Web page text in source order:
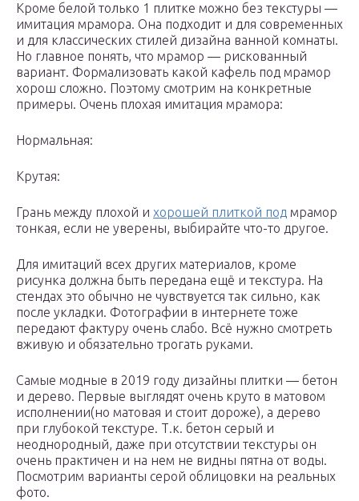
Кроме белой только 1 плитке можно без текстуры —
имитация мрамора. Она подходит и для современных
и для классических стилей дизайна ванной комнаты.
Но главное понять, что мрамор — рискованный
вариант. Формализовать какой кафель под мрамор
хорош сложно. Поэтому смотрим на конкретные
примеры. Очень плохая имитация мрамора:
Нормальная:
Крутая:
Грань между плохой и хорошей плиткой под мрамор
тонкая, если не уверены, выбирайте что-то другое.
Для имитаций всех других материалов, кроме
рисунка должна быть передана ещё и текстура. На
стендах это обычно не чувствуется так сильно, как
после укладки. Фотографии в интернете тоже
передают фактуру очень слабо. Всё нужно смотреть
вживую и обязательно трогать руками.
Самые модные в 2019 году дизайны плитки — бетон
и дерево. Первые выглядят очень круто в матовом
исполнении(но матовая и стоит дороже), а дерево
при глубокой текстуре. Т.к. бетон серый и
неоднородный, даже при отсутствии текстуры он
очень практичен и на нем не видны пятна от воды.
Посмотрим варианты серой облицовки на реальных
фото.